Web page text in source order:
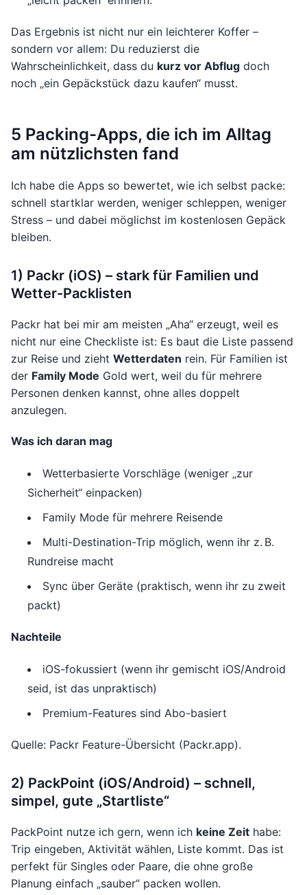
Das Ergebnis ist nicht nur ein leichterer Koffer –
sondern vor allem: Du reduzierst die
Wahrscheinlichkeit, dass du kurz vor Abflug doch
noch „ein Gepäckstück dazu kaufen“ musst.
5 Packing-Apps, die ich im Alltag
am nützlichsten fand
Ich habe die Apps so bewertet, wie ich selbst packe:
schnell startklar werden, weniger schleppen, weniger
Stress – und dabei möglichst im kostenlosen Gepäck
bleiben.
1) Packr (iOS) – stark für Familien und
Wetter-Packlisten
Packr hat bei mir am meisten „Aha“ erzeugt, weil es
nicht nur eine Checkliste ist: Es baut die Liste passend
zur Reise und zieht Wetterdaten rein. Für Familien ist
der Family Mode Gold wert, weil du für mehrere
Personen denken kannst, ohne alles doppelt
anzulegen.
Was ich daran mag
Wetterbasierte Vorschläge (weniger „zur
Sicherheit“ einpacken)
Family Mode für mehrere Reisende
Multi-Destination-Trip möglich, wenn ihr z. B.
Rundreise macht
Sync über Geräte (praktisch, wenn ihr zu zweit
packt)
Nachteile
iOS-fokussiert (wenn ihr gemischt iOS/Android
seid, ist das unpraktisch)
Premium-Features sind Abo-basiert
Quelle: Packr Feature-Übersicht (Packr.app).
2) PackPoint (iOS/Android) – schnell,
simpel, gute „Startliste“
PackPoint nutze ich gern, wenn ich keine Zeit habe:
Trip eingeben, Aktivität wählen, Liste kommt. Das ist
perfekt für Singles oder Paare, die ohne große
Planung einfach „sauber“ packen wollen.